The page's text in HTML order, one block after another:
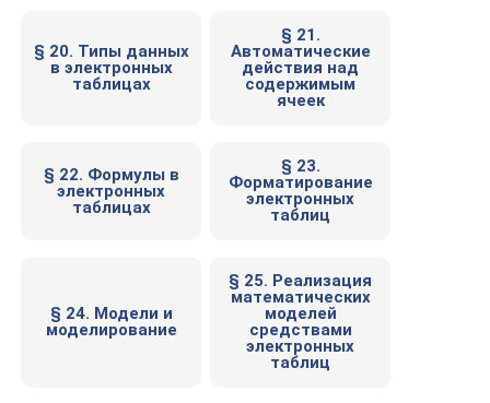
§ 20. Типы данных
в электронных
таблицах
§ 21.
Автоматические
действия над
содержимым
ячеек
§ 22. Формулы в
электронных
таблицах
§ 23.
Форматирование
электронных
таблиц
§ 24. Модели и
моделирование
§ 25. Реализация
математических
моделей
средствами
электронных
таблиц